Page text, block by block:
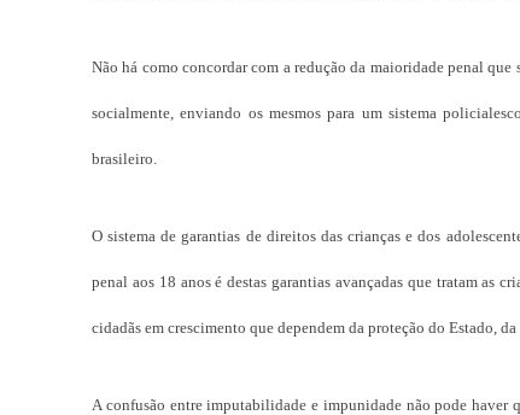
Não há como concordar com a redução da maioridade penal
socialmente, enviando os mesmos para um sistema
brasileiro.
O sistema de garantias de direitos das crianças e dos
penal aos 18 anos é destas garantias avançadas que tratam as
cidadãs em crescimento que dependem da proteção do Estado,
A confusão entre imputabilidade e impunidade não pode haver